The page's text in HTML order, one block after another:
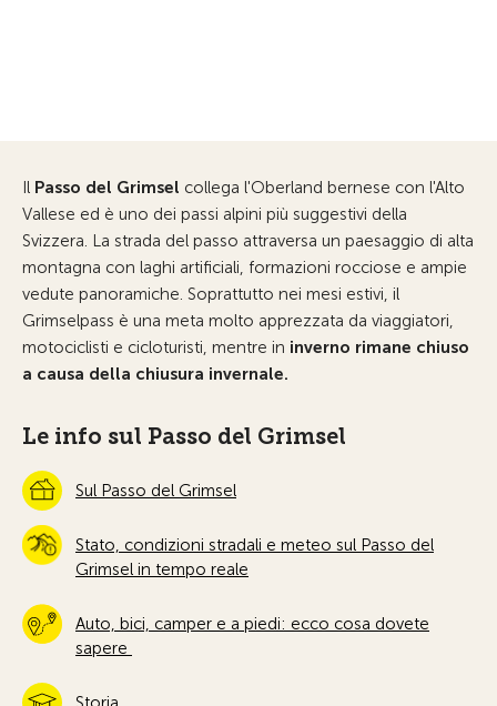
Il Passo del Grimsel collega l'Oberland bernese con l'Alto
Vallese ed è uno dei passi alpini più suggestivi della
Svizzera. La strada del passo attraversa un paesaggio di alta
montagna con laghi artificiali, formazioni rocciose e ampie
vedute panoramiche. Soprattutto nei mesi estivi, il
Grimselpass è una meta molto apprezzata da viaggiatori,
motociclisti e cicloturisti, mentre in inverno rimane chiuso
a causa della chiusura invernale.
Le info sul Passo del Grimsel
Sul Passo del Grimsel
Stato, condizioni stradali e meteo sul Passo del
Grimsel in tempo reale
Auto, bici, camper e a piedi: ecco cosa dovete
sapere